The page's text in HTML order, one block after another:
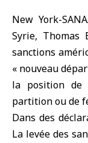
New York-
Syrie, Thomas
sanctions
« nouveau
la position de
partition ou de
Dans des
La levée des